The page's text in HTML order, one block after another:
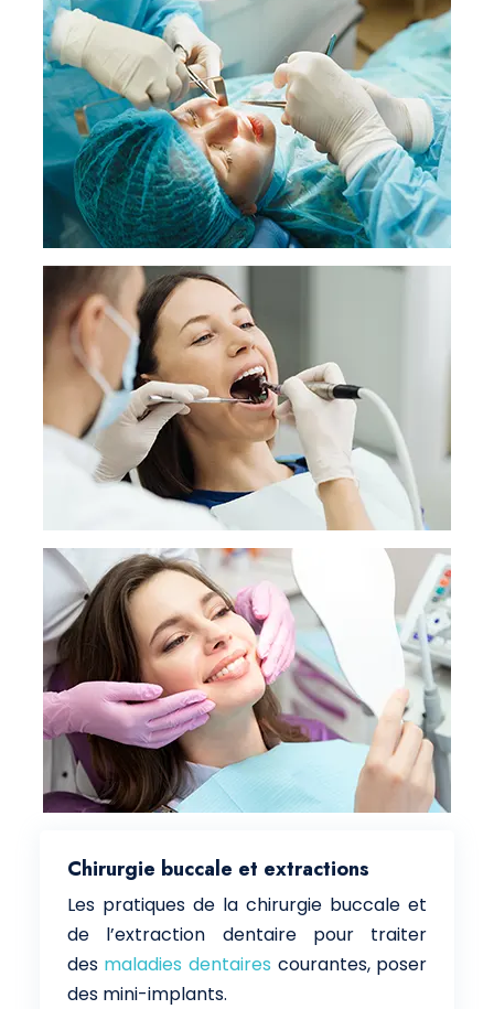
Chirurgie buccale et extractions
Les pratiques de la chirurgie buccale et
de l’extraction dentaire pour traiter
des maladies dentaires courantes, poser
des mini-implants.